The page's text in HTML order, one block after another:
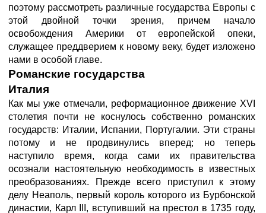
поэтому рассмотреть различные государства Европы с
этой двойной точки зрения, причем начало
освобождения Америки от европейской опеки,
служащее преддверием к новому веку, будет изложено
нами в особой главе.
Романские государства
Италия
Как мы уже отмечали, реформационное движение XVI
столетия почти не коснулось собственно романских
государств: Италии, Испании, Португалии. Эти страны
потому и не продвинулись вперед; но теперь
наступило время, когда сами их правительства
осознали настоятельную необходимость в известных
преобразованиях. Прежде всего приступил к этому
делу Неаполь, первый король которого из Бурбонской
династии, Карл III, вступивший на престол в 1735 году,